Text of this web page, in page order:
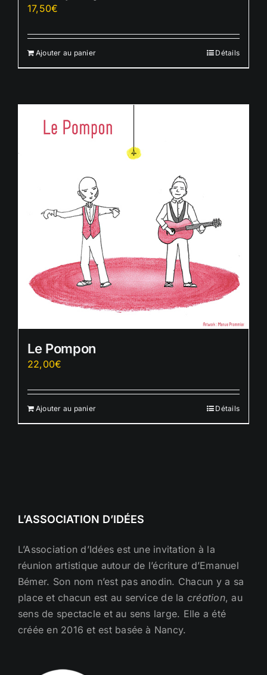
17,50€
Ajouter au panier Détails
Le Pompon
22,00€
Ajouter au panier Détails
L’ASSOCIATION D’IDÉES
L’Association d’Idées est une invitation à la
réunion artistique autour de l’écriture d’Emanuel
Bémer. Son nom n’est pas anodin. Chacun y a sa
place et chacun est au service de la création, au
sens de spectacle et au sens large. Elle a été
créée en 2016 et est basée à Nancy.